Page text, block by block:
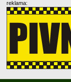
reklama: